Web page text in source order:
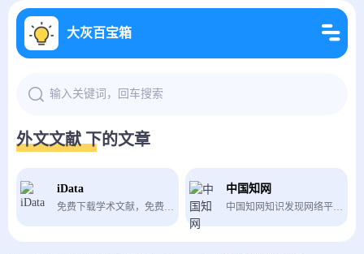
大灰百宝箱
外文文献 下的文章
iData
免费下载学术文献，免费论文下载。
中国知网
中国知网知识发现网络平台—面向海内外读者提供中国学术文献、外文文献、学位论文、报纸、会议、年鉴、工具书等各类资源统一检索、统一导航、在线阅读和下载服务。涵盖基础科学、文史哲、工程科技、社会科学、农业、经济与管理科学、医药卫生、信息科技等十大领域。